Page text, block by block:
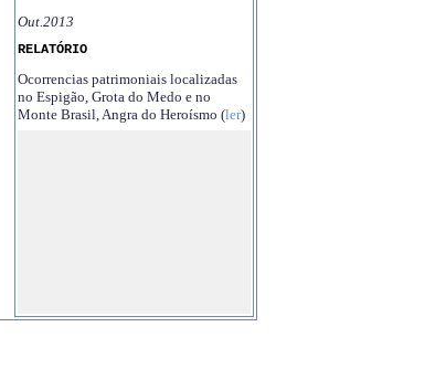
Out.2013
RELATÓRIO
Ocorrencias patrimoniais localizadas
no Espigão, Grota do Medo e no
Monte Brasil, Angra do Heroísmo (ler)